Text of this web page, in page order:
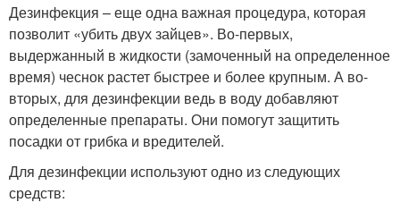
Дезинфекция – еще одна важная процедура, которая
позволит «убить двух зайцев». Во-первых,
выдержанный в жидкости (замоченный на определенное
время) чеснок растет быстрее и более крупным. А во-
вторых, для дезинфекции ведь в воду добавляют
определенные препараты. Они помогут защитить
посадки от грибка и вредителей.
Для дезинфекции используют одно из следующих
средств: